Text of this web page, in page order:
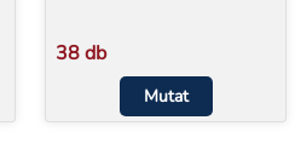
38 db
Mutat